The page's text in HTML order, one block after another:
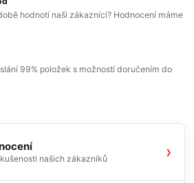
hodnotí naši zákazníci? Hodnocení máme
99% položek s možností doručením do
našich zákazníků ›